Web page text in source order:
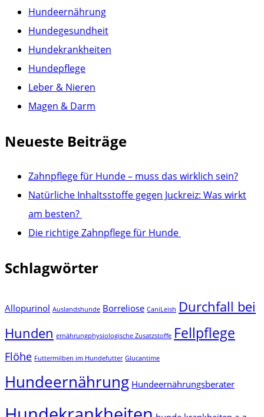
Hundeernährung
Hundegesundheit
Hundekrankheiten
Hundepflege
Leber & Nieren
Magen & Darm
Neueste Beiträge
Zahnpflege für Hunde – muss das wirklich sein?
Natürliche Inhaltsstoffe gegen Juckreiz: Was wirkt
am besten?
Die richtige Zahnpflege für Hunde
Schlagwörter
Allopurinol Auslandshunde Borreliose CaniLeish Durchfall bei
Hunden ernährungphysiologische Zusatzstoffe Fellpflege
Flöhe Futtermilben im Hundefutter Glucantime
Hundeernährung Hundeernährungsberater